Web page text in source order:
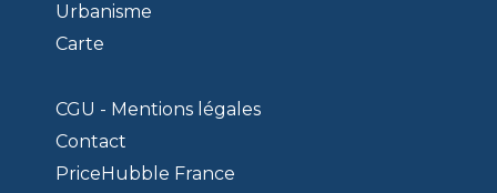
Urbanisme
Carte
CGU - Mentions légales
Contact
PriceHubble France